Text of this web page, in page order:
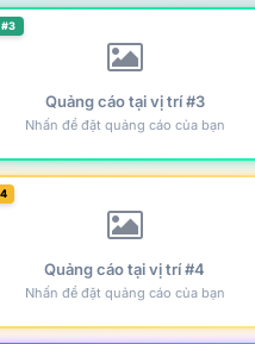
Quảng cáo tại vị trí #3
Nhấn để đặt quảng cáo của bạn
Quảng cáo tại vị trí #4
Nhấn để đặt quảng cáo của bạn